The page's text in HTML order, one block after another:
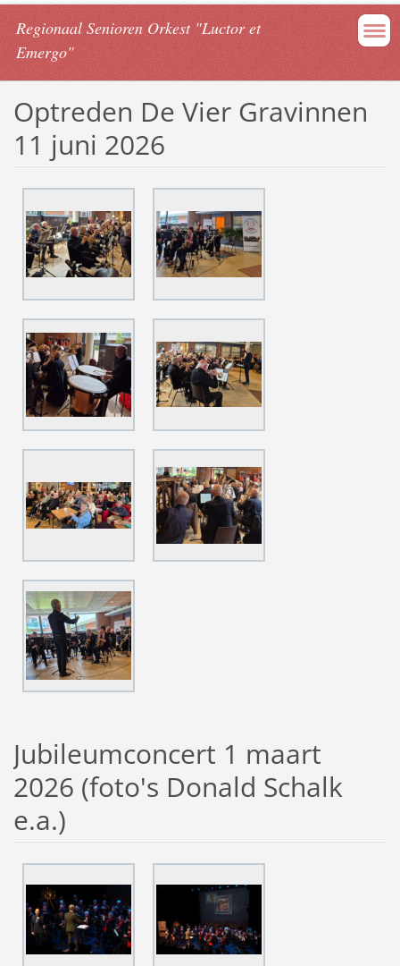
Regionaal Senioren Orkest "Luctor et
Emergo"
Optreden De Vier Gravinnen
11 juni 2026
Jubileumconcert 1 maart
2026 (foto's Donald Schalk
e.a.)